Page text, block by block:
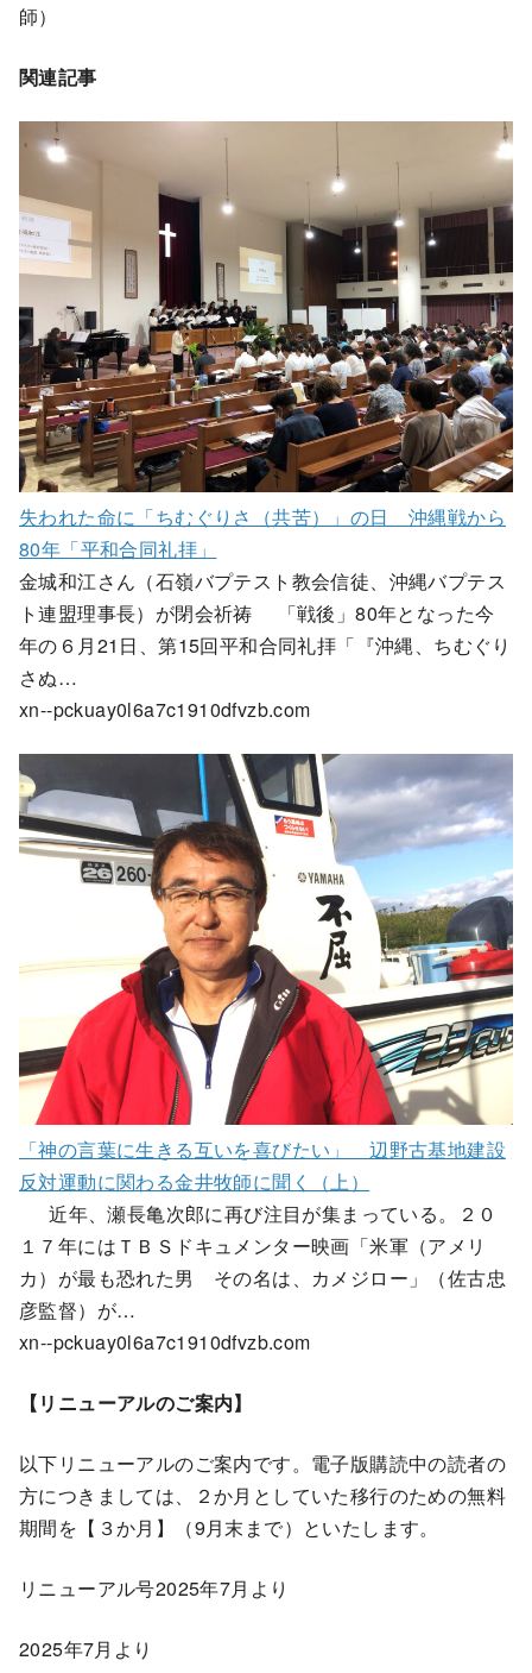
師）
関連記事
失われた命に「ちむぐりさ（共苦）」の日 沖縄戦から
80年「平和合同礼拝」
金城和江さん（石嶺バプテスト教会信徒、沖縄バプテス
ト連盟理事長）が閉会祈祷 「戦後」80年となった今
年の６月21日、第15回平和合同礼拝「『沖縄、ちむぐり
さぬ…
xn--pckuay0l6a7c1910dfvzb.com
「神の言葉に生きる互いを喜びたい」 辺野古基地建設
反対運動に関わる金井牧師に聞く（上）
近年、瀬長亀次郎に再び注目が集まっている。２０
１７年にはＴＢＳドキュメンター映画「米軍（アメリ
カ）が最も恐れた男 その名は、カメジロー」（佐古忠
彦監督）が…
xn--pckuay0l6a7c1910dfvzb.com
【リニューアルのご案内】
以下リニューアルのご案内です。電子版購読中の読者の
方につきましては、２か月としていた移行のための無料
期間を【３か月】（9月末まで）といたします。
リニューアル号2025年7月より
2025年7月より